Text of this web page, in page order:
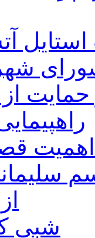
شبی